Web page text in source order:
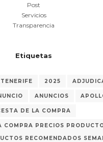
Post
Servicios
Transparencia
Etiquetas
2025
ANUNCIOS
DE LA COMPRA
COMPRA PRECIOS
RECOMENDADOS